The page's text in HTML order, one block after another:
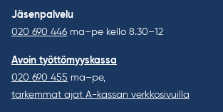
Jäsenpalvelu
020 690 446 ma–pe kello 8.30–12
Avoin työttömyyskassa
020 690 455 ma–pe,
tarkemmat ajat A-kassan verkkosivuilla